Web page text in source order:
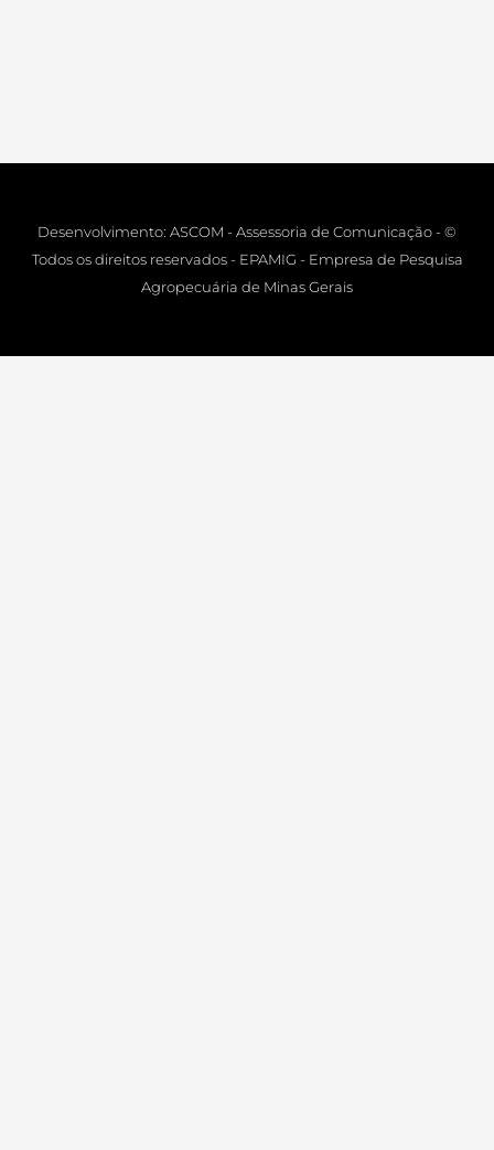
Desenvolvimento: ASCOM - Assessoria de Comunicação - ©
Todos os direitos reservados - EPAMIG - Empresa de Pesquisa
Agropecuária de Minas Gerais